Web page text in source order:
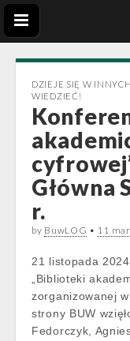
DZIEJE SIĘ W
WIEDZIEĆ!
Główna
r.
by BuwLOG • 11
21 listopada
„Biblioteki
zorganizowanej
strony BUW
Fedorczyk,